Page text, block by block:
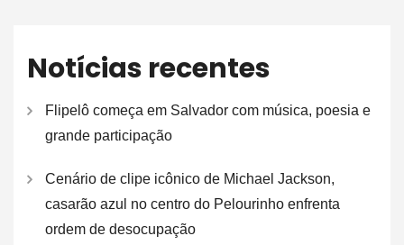
Notícias recentes
Flipelô começa em Salvador com música, poesia e
grande participação
Cenário de clipe icônico de Michael Jackson,
casarão azul no centro do Pelourinho enfrenta
ordem de desocupação